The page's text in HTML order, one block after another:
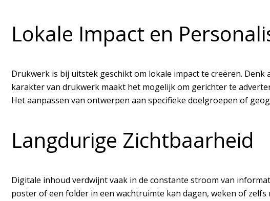
Lokale Impact en
Drukwerk is bij uitstek geschikt om lokale impact te creëren.
karakter van drukwerk maakt het mogelijk om gerichter te
Het aanpassen van ontwerpen aan specifieke doelgroepen of
Langdurige Zichtbaarheid
Digitale inhoud verdwijnt vaak in de constante stroom van
poster of een folder in een wachtruimte kan dagen, weken of